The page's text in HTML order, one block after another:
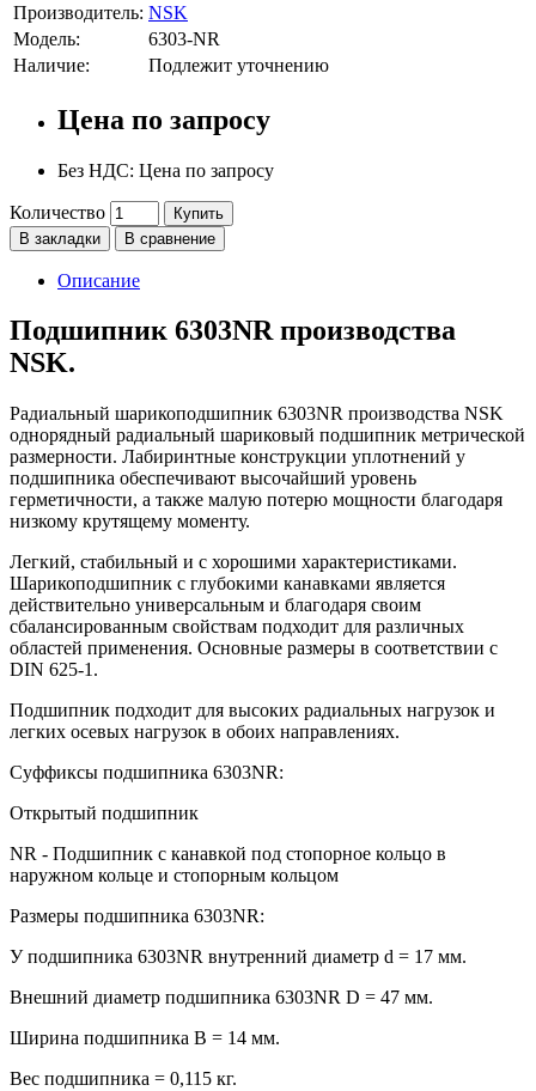
Производитель: NSK
Модель:
6303-NR
Наличие:
Подлежит уточнению
Цена по запросу
Без НДС: Цена по запросу
Количество
Купить
В закладки
В сравнение
Описание
Подшипник 6303NR производства
NSK.
Радиальный шарикоподшипник 6303NR производства NSK
однорядный радиальный шариковый подшипник метрической
размерности. Лабиринтные конструкции уплотнений у
подшипника обеспечивают высочайший уровень
герметичности, а также малую потерю мощности благодаря
низкому крутящему моменту.
Легкий, стабильный и с хорошими характеристиками.
Шарикоподшипник с глубокими канавками является
действительно универсальным и благодаря своим
сбалансированным свойствам подходит для различных
областей применения. Основные размеры в соответствии с
DIN 625-1.
Подшипник подходит для высоких радиальных нагрузок и
легких осевых нагрузок в обоих направлениях.
Суффиксы подшипника 6303NR:
Открытый подшипник
NR - Подшипник с канавкой под стопорное кольцо в
наружном кольце и стопорным кольцом
Размеры подшипника 6303NR:
У подшипника 6303NR внутренний диаметр d = 17 мм.
Внешний диаметр подшипника 6303NR D = 47 мм.
Ширина подшипника B = 14 мм.
Вес подшипника = 0,115 кг.